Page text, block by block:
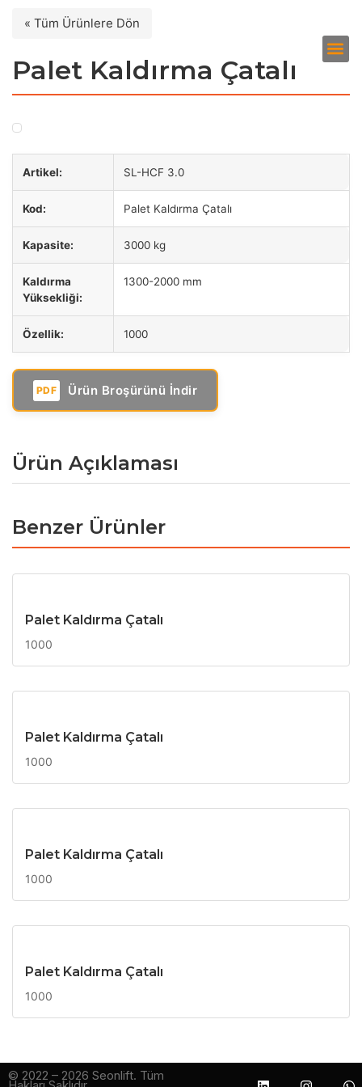
« Tüm Ürünlere Dön
Palet Kaldırma Çatalı
Artikel: SL-HCF 3.0
Kod: Palet Kaldırma Çatalı
Kapasite: 3000 kg
Kaldırma
Yüksekliği:
1300-2000 mm
Özellik: 1000
PDF Ürün Broşürünü İndir
Ürün Açıklaması
Benzer Ürünler
Palet Kaldırma Çatalı
1000
Palet Kaldırma Çatalı
1000
Palet Kaldırma Çatalı
1000
Palet Kaldırma Çatalı
1000
© 2022 – 2026 Seonlift. Tüm